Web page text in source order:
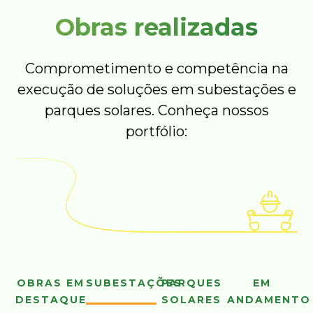
Obras realizadas
Comprometimento e competência na
execução de soluções em subestações e
parques solares. Conheça nossos
portfólio:
OBRAS EM
DESTAQUE
SUBESTAÇÕESPARQUES
SOLARES
EM
ANDAMENTO